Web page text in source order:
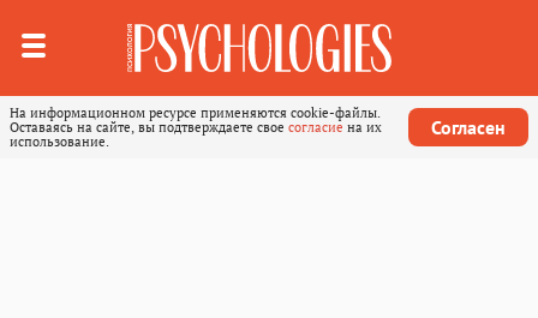
На информационном ресурсе применяются cookie-файлы.
Оставаясь на сайте, вы подтверждаете свое согласие на их
использование.
Согласен